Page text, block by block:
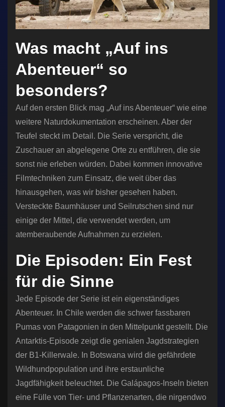
Was macht „Auf ins
Abenteuer“ so
besonders?
Auf den ersten Blick mag „Auf ins Abenteuer“ wie eine
weitere Naturdokumentation erscheinen. Aber der
Teufel steckt im Detail. Die Serie verspricht, die
Zuschauer an abgelegene Orte zu entführen, die sie
sonst nie erleben würden. Dabei kommen innovative
Filmtechniken zum Einsatz, die weit über das
hinausgehen, was wir bisher gesehen haben.
Versteckte Baumhäuser und Seilrutschen sind nur
einige der Mittel, die verwendet werden, um
atemberaubende Aufnahmen zu erzielen.
Die Episoden: Ein Fest
für die Sinne
Jede Episode der Serie ist ein eigenständiges
Abenteuer. In Chile werden die schwer fassbaren
Pumas von Patagonien in den Mittelpunkt gestellt. Die
Antarktis-Episode zeigt die genialen Jagdstrategien
der B1-Killerwale. In Botswana wird die gefährdete
Wildhundpopulation und ihre erstaunliche
Jagdfähigkeit beleuchtet. Die Galápagos-Inseln bieten
eine Fülle von Tier- und Pflanzenarten, die nirgendwo